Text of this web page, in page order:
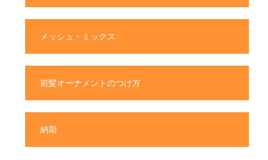
メッシュ・ミックス
前髪オーナメントのつけ方
納期